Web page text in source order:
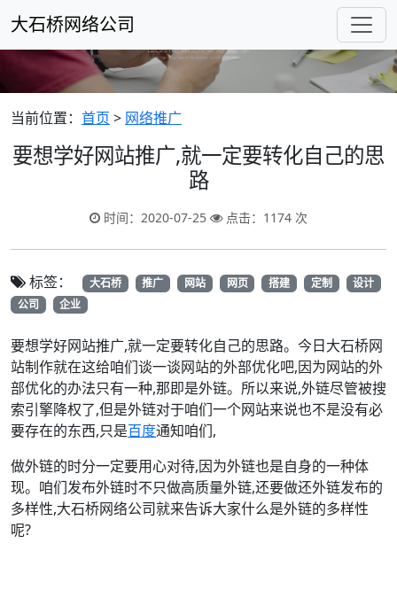
大石桥网络公司
当前位置： 首页 > 网络推广
要想学好网站推广,就一定要转化自己的思
路
时间：2020-07-25 点击：1174 次
标签： 大石桥 推广 网站 网页 搭建 定制
设计
公司
企业
要想学好网站推广,就一定要转化自己的思路。今日大石桥网
站制作就在这给咱们谈一谈网站的外部优化吧,因为网站的外
部优化的办法只有一种,那即是外链。所以来说,外链尽管被搜
索引擎降权了,但是外链对于咱们一个网站来说也不是没有必
要存在的东西,只是百度通知咱们,
做外链的时分一定要用心对待,因为外链也是自身的一种体
现。咱们发布外链时不只做高质量外链,还要做还外链发布的
多样性,大石桥网络公司就来告诉大家什么是外链的多样性
呢?